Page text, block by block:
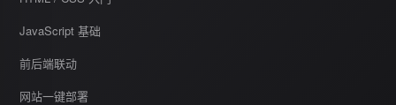
JavaScript 基础
前后端联动
网站一键部署